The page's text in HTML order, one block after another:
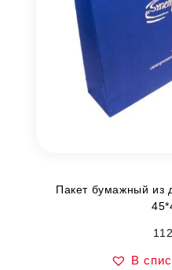
Пакет бумажный из
В